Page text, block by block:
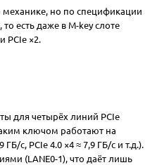
механике, но по спецификации
есть даже в M-key слоте
PCIe ×2.
для четырёх линий PCIe
ключом работают на
с, PCIe 4.0 ×4 ≈ 7,9 ГБ/с и т.д.).
(LANE0-1), что даёт лишь